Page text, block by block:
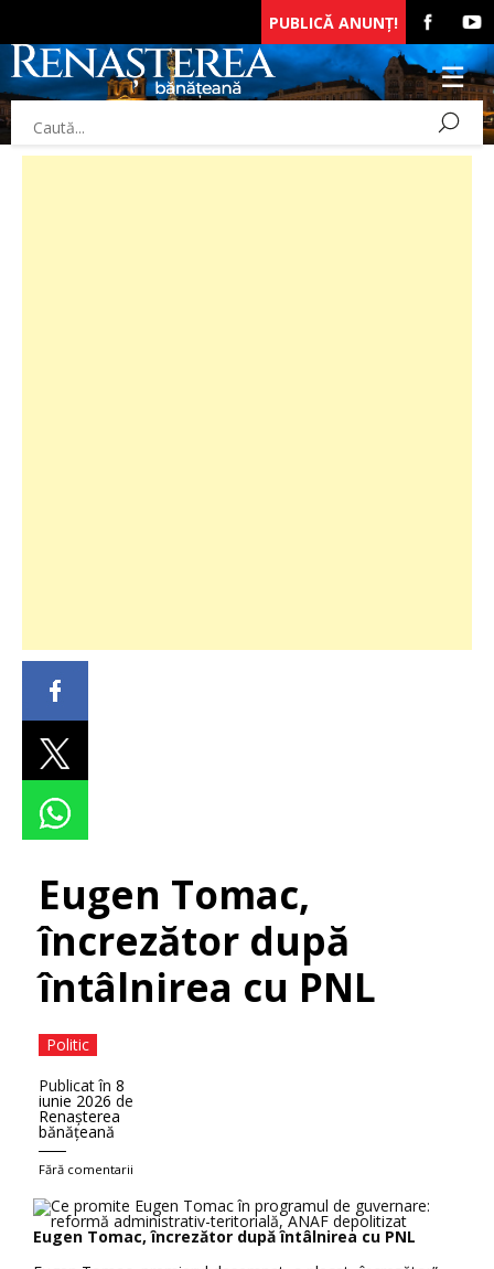
PUBLICĂ ANUNȚ!
Eugen Tomac,
încrezător după
întâlnirea cu PNL
Politic
Publicat în 8
iunie 2026 de
Renaşterea
bănăţeană
Fără comentarii
Eugen Tomac, încrezător după întâlnirea cu PNL